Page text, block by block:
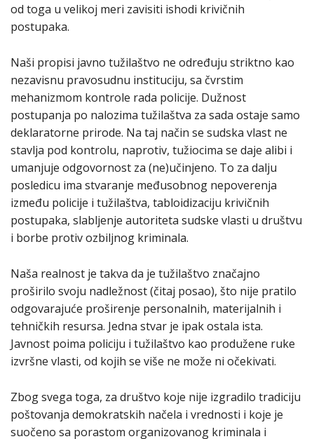
od toga u velikoj meri zavisiti ishodi krivičnih
postupaka.
Naši propisi javno tužilaštvo ne određuju striktno kao
nezavisnu pravosudnu instituciju, sa čvrstim
mehanizmom kontrole rada policije. Dužnost
postupanja po nalozima tužilaštva za sada ostaje samo
deklaratorne prirode. Na taj način se sudska vlast ne
stavlja pod kontrolu, naprotiv, tužiocima se daje alibi i
umanjuje odgovornost za (ne)učinjeno. To za dalju
posledicu ima stvaranje međusobnog nepoverenja
između policije i tužilaštva, tabloidizaciju krivičnih
postupaka, slabljenje autoriteta sudske vlasti u društvu
i borbe protiv ozbiljnog kriminala.
Naša realnost je takva da je tužilaštvo značajno
proširilo svoju nadležnost (čitaj posao), što nije pratilo
odgovarajuće proširenje personalnih, materijalnih i
tehničkih resursa. Jedna stvar je ipak ostala ista.
Javnost poima policiju i tužilaštvo kao produžene ruke
izvršne vlasti, od kojih se više ne može ni očekivati.
Zbog svega toga, za društvo koje nije izgradilo tradiciju
poštovanja demokratskih načela i vrednosti i koje je
suočeno sa porastom organizovanog kriminala i